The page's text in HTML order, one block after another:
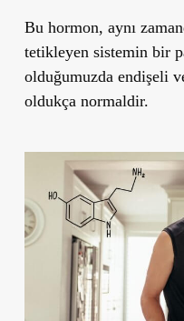
Bu hormon, aynı
tetikleyen sistemin bir
olduğumuzda endişeli
oldukça normaldir.